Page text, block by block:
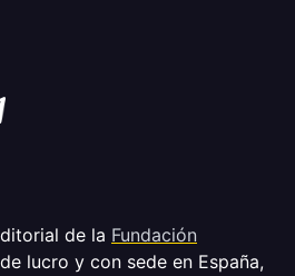
de la Fundación
lucro y con sede en España,